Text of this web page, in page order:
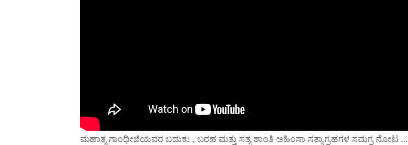
ಮಹಾತ್ಮ ಗಾಂಧೀಜಿಯವರ ಬದುಕು , ಬರಹ ಮತ್ತು ಸತ್ಯ ಶಾಂತಿ ಅಹಿಂಸಾ ಸತ್ಯಾಗ್ರಹಗಳ ಸಮಗ್ರ ನೋಟ …